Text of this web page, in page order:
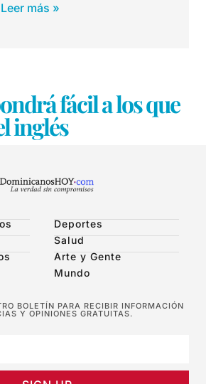
Leer más »
fácil a los que
inglés
Deportes
Salud
Arte y Gente
Mundo
BOLETÍN PARA RECIBIR INFORMACIÓN
Y OPINIONES GRATUITAS.